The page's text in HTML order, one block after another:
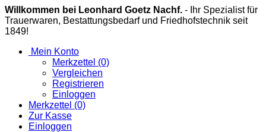
Willkommen bei Leonhard Goetz Nachf. - Ihr Spezialist für
Trauerwaren, Bestattungsbedarf und Friedhofstechnik seit
1849!
Mein Konto
Merkzettel (0)
Vergleichen
Registrieren
Einloggen
Merkzettel (0)
Zur Kasse
Einloggen